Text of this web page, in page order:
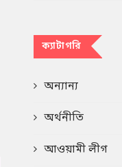
ক্যাটাগরি
অন্যান্য
অর্থনীতি
আওয়ামী লীগ